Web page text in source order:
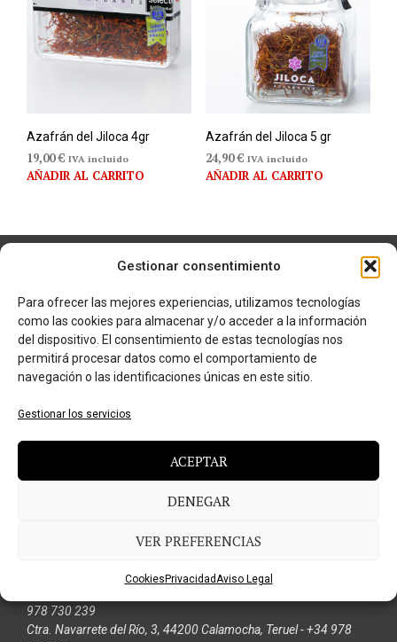
Gestionar consentimiento
Para ofrecer las mejores experiencias, utilizamos tecnologías
como las cookies para almacenar y/o acceder a la información
del dispositivo. El consentimiento de estas tecnologías nos
permitirá procesar datos como el comportamiento de
navegación o las identificaciones únicas en este sitio.
Gestionar los servicios
ACEPTAR
DENEGAR
VER PREFERENCIAS
Cookies PrivacidadAviso Legal
Azafrán del Jiloca 4gr
19,00€ IVA incluido
AÑADIR AL CARRITO
Azafrán del Jiloca 5 gr
24,90€ IVA incluido
AÑADIR AL CARRITO
vinos, quesos, dulces y una amplia variedad de gastronomía
tradicionales para conseguir la excelencia en cada pieza.
pedidos@jamonescasadomingo
978 730 239
Ctra. Navarrete del Río, 3, 44200 Calamocha, Teruel - +34 978